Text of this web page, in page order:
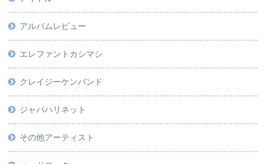
アルバムレビュー
エレファントカシマシ
クレイジーケンバンド
ジャパハリネット
その他アーティスト